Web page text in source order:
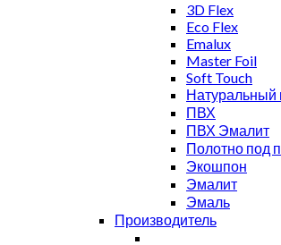
3D Flex
Eco Flex
Emalux
Master Foil
Soft Touch
Натуральный
ПВХ
ПВХ Эмалит
Полотно под
Экошпон
Эмалит
Эмаль
Производитель